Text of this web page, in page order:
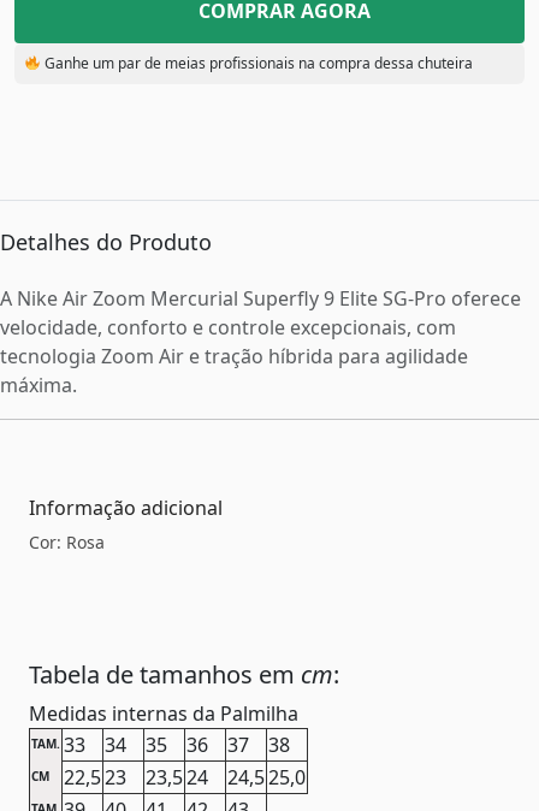
COMPRAR AGORA
Ganhe um par de meias profissionais na compra dessa chuteira
Detalhes do Produto
A Nike Air Zoom Mercurial Superfly 9 Elite SG-Pro oferece
velocidade, conforto e controle excepcionais, com
tecnologia Zoom Air e tração híbrida para agilidade
máxima.
Informação adicional
Cor: Rosa
Tabela de tamanhos em cm:
Medidas internas da Palmilha
TAM. 33 34 35 36 37 38
CM 22,523 23,524 24,525,0